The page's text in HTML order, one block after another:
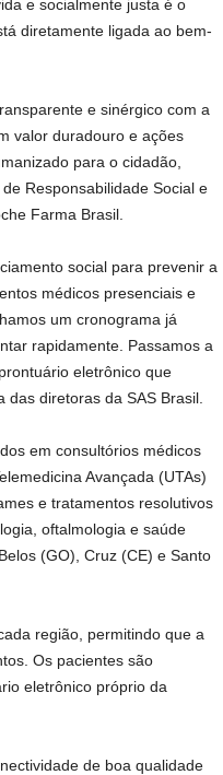
e socialmente justa é o
diretamente ligada ao bem-
e sinérgico com a
valor duradouro e ações
para o cidadão,
Responsabilidade Social e
Farma Brasil.
social para prevenir a
médicos presenciais e
um cronograma já
rapidamente. Passamos a
eletrônico que
diretoras da SAS Brasil.
em consultórios médicos
Avançada (UTAs)
e tratamentos resolutivos
oftalmologia e saúde
(GO), Cruz (CE) e Santo
região, permitindo que a
Os pacientes são
eletrônico próprio da
de boa qualidade